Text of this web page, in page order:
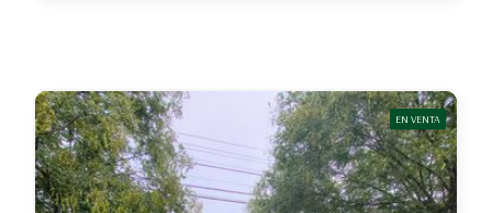
EN VENTA